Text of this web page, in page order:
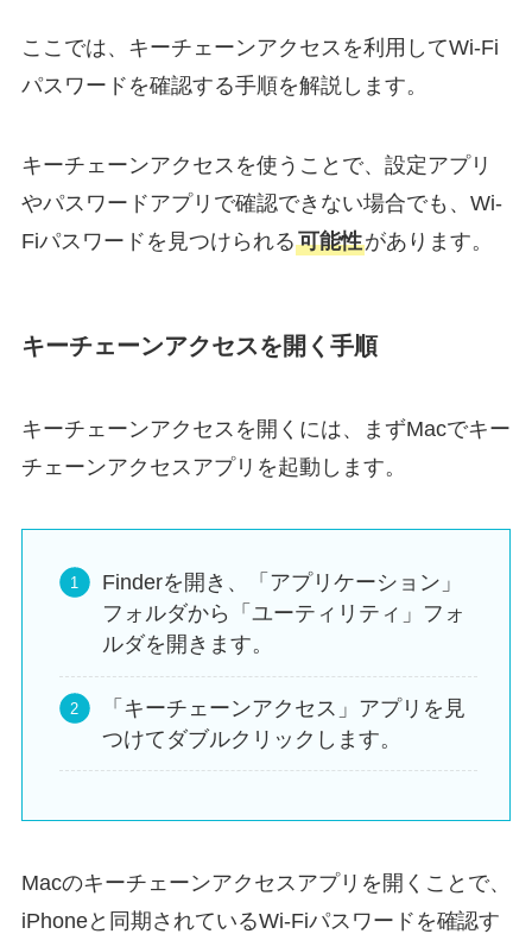
ここでは、キーチェーンアクセスを利用してWi-Fi
パスワードを確認する手順を解説します。
キーチェーンアクセスを使うことで、設定アプリ
やパスワードアプリで確認できない場合でも、Wi-
Fiパスワードを見つけられる可能性があります。
キーチェーンアクセスを開く手順
キーチェーンアクセスを開くには、まずMacでキー
チェーンアクセスアプリを起動します。
Finderを開き、「アプリケーション」
フォルダから「ユーティリティ」フォ
ルダを開きます。
「キーチェーンアクセス」アプリを見
つけてダブルクリックします。
Macのキーチェーンアクセスアプリを開くことで、
iPhoneと同期されているWi-Fiパスワードを確認す